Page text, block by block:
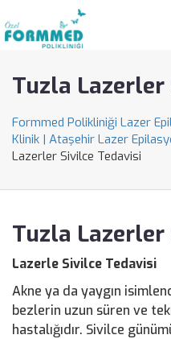
Tuzla
Formmed Polikliniği Lazer
Klinik | Ataşehir Lazer
Lazerler Sivilce Tedavisi
Tuzla
Lazerle Sivilce Tedavisi
Akne ya da yaygın
bezlerin uzun süren ve
hastalığıdır. Sivilce